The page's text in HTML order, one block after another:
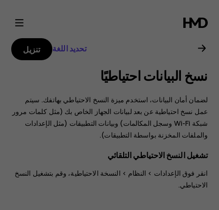
دليل
مستخدم
Nokia
X10
تحديد اللغة تنزيل
نسخ البيانات احتياطيًا
لضمان أمان البيانات، استخدم ميزة النسخ الاحتياطي بهاتفك. سيتم
عمل نسخ احتياطية عن بعد لبيانات الجهاز الخاص بك (مثل كلمات مرور
شبكة Wi-Fi وسجل المكالمات) وبيانات التطبيقات (مثل الإعدادات
والملفات المخزنة بواسطة التطبيقات).
تشغيل النسخ الاحتياطي التلقائي
انقر فوق الإعدادات > النظام > النسخة الاحتياطية، وقم بتشغيل النسخ
الاحتياطي.